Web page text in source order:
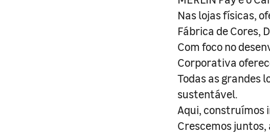
Nas lojas físicas,
Fábrica de Cores,
Com foco no
Corporativa
Todas as grandes
sustentável.
Aqui, construímos
Crescemos